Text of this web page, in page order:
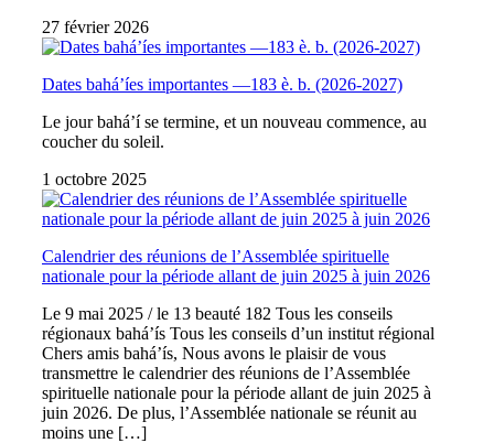
27 février 2026
Dates bahá’íes importantes —183 è. b. (2026-2027)
Le jour bahá’í se termine, et un nouveau commence, au
coucher du soleil.
1 octobre 2025
Calendrier des réunions de l’Assemblée spirituelle
nationale pour la période allant de juin 2025 à juin 2026
Le 9 mai 2025 / le 13 beauté 182 Tous les conseils
régionaux bahá’ís Tous les conseils d’un institut régional
Chers amis bahá’ís, Nous avons le plaisir de vous
transmettre le calendrier des réunions de l’Assemblée
spirituelle nationale pour la période allant de juin 2025 à
juin 2026. De plus, l’Assemblée nationale se réunit au
moins une […]